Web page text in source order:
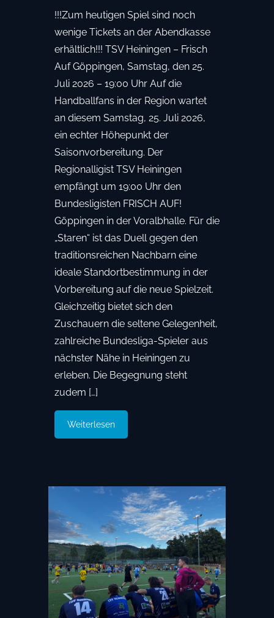
!!!Zum heutigen Spiel sind noch
wenige Tickets an der Abendkasse
erhältlich!!! TSV Heiningen – Frisch
Auf Göppingen, Samstag, den 25.
Juli 2026 – 19:00 Uhr Auf die
Handballfans in der Region wartet
an diesem Samstag, 25. Juli 2026,
ein echter Höhepunkt der
Saisonvorbereitung. Der
Regionalligist TSV Heiningen
empfängt um 19:00 Uhr den
Bundesligisten FRISCH AUF!
Göppingen in der Voralbhalle. Für die
„Staren“ ist das Duell gegen den
traditionsreichen Nachbarn eine
ideale Standortbestimmung in der
Vorbereitung auf die neue Spielzeit.
Gleichzeitig bietet sich den
Zuschauern die seltene Gelegenheit,
zahlreiche Bundesliga-Spieler aus
nächster Nähe in Heiningen zu
erleben. Die Begegnung steht
zudem […]
Weiterlesen